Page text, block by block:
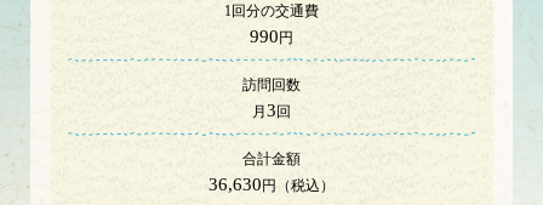
1回分の交通費
990円
訪問回数
月3回
合計金額
36,630円（税込）